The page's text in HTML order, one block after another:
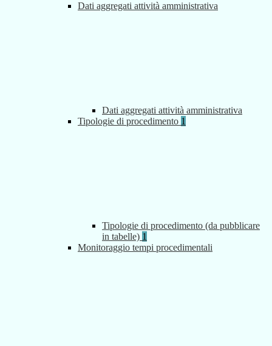
Dati aggregati attività amministrativa
Dati aggregati attività amministrativa
Tipologie di procedimento 1
Tipologie di procedimento (da pubblicare
in tabelle) 1
Monitoraggio tempi procedimentali